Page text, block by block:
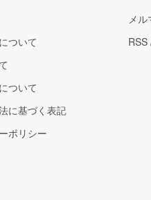
ついて
ついて
に基づく表記
ポリシー
メ
RSS